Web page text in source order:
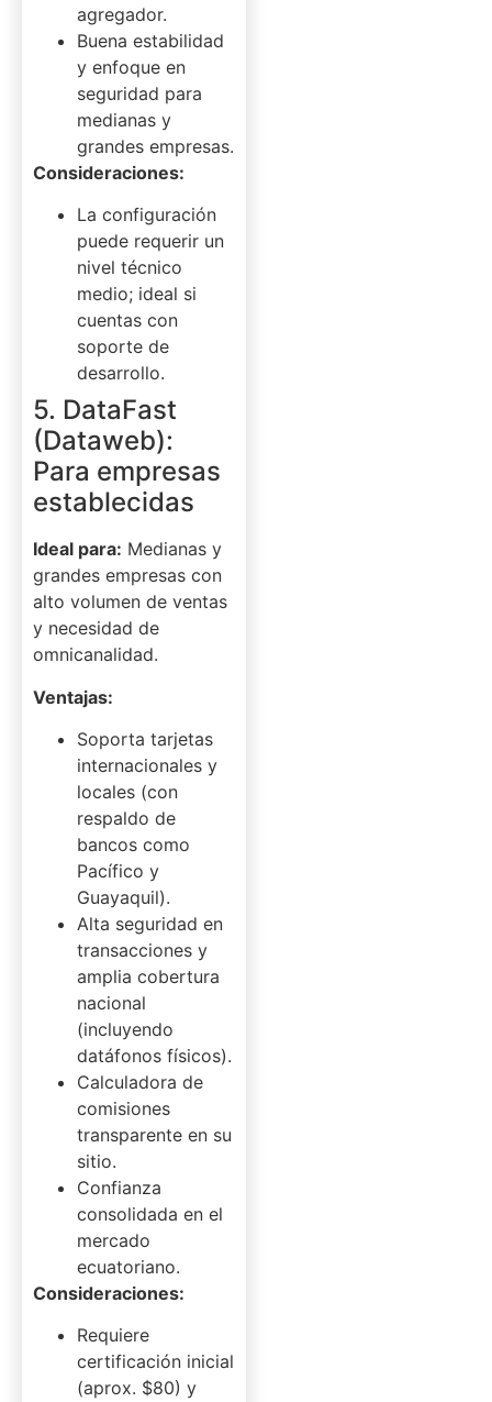
agregador.
Buena estabilidad
y enfoque en
seguridad para
medianas y
grandes empresas.
Consideraciones:
La configuración
puede requerir un
nivel técnico
medio; ideal si
cuentas con
soporte de
desarrollo.
5. DataFast
(Dataweb):
Para empresas
establecidas
Ideal para: Medianas y
grandes empresas con
alto volumen de ventas
y necesidad de
omnicanalidad.
Ventajas:
Soporta tarjetas
internacionales y
locales (con
respaldo de
bancos como
Pacífico y
Guayaquil).
Alta seguridad en
transacciones y
amplia cobertura
nacional
(incluyendo
datáfonos físicos).
Calculadora de
comisiones
transparente en su
sitio.
Confianza
consolidada en el
mercado
ecuatoriano.
Consideraciones:
Requiere
certificación inicial
(aprox. $80) y